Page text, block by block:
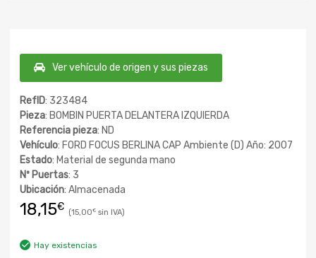
Ver vehículo de origen y sus piezas
RefID: 323484
Pieza: BOMBIN PUERTA DELANTERA IZQUIERDA
Referencia pieza: ND
Vehículo: FORD FOCUS BERLINA CAP Ambiente (D) Año: 2007
Estado: Material de segunda mano
Nº Puertas: 3
Ubicación: Almacenada
18,15€ 15,00€
Hay existencias